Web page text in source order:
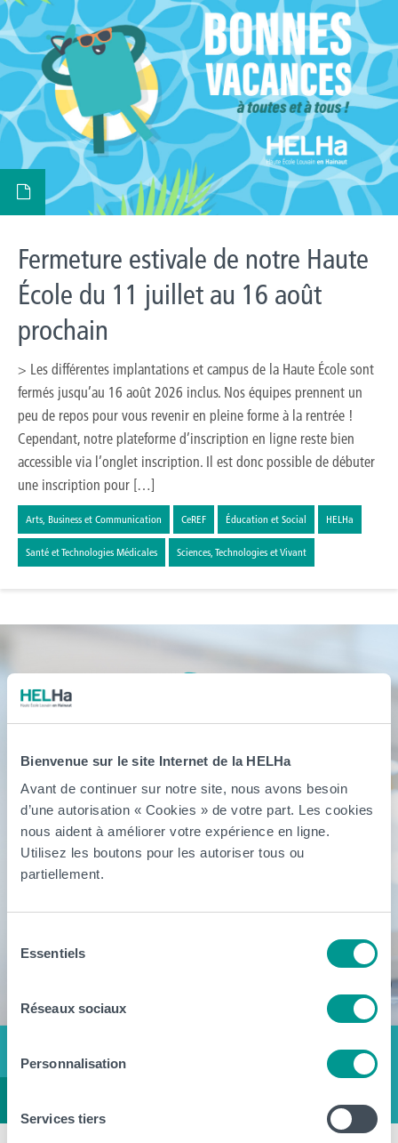
Bienvenue sur le site Internet de la HELHa
Avant de continuer sur notre site, nous avons besoin
d’une autorisation « Cookies » de votre part. Les cookies
nous aident à améliorer votre expérience en ligne.
Utilisez les boutons pour les autoriser tous ou
partiellement.
Essentiels
Réseaux sociaux
Personnalisation
Services tiers
Fermeture estivale de notre Haute
École du 11 juillet au 16 août
prochain
> Les différentes implantations et campus de la Haute École sont
fermés jusqu’au 16 août 2026 inclus. Nos équipes prennent un
peu de repos pour vous revenir en pleine forme à la rentrée !
Cependant, notre plateforme d’inscription en ligne reste bien
accessible via l’onglet inscription. Il est donc possible de débuter
une inscription pour […]
Arts, Business et Communication CeREF Éducation et Social HELHa
Santé et Technologies Médicales Sciences, Technologies et Vivant